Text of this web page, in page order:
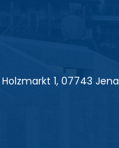
Holzmarkt 1, 07743 Jena